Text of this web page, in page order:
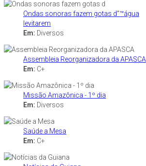
Ondas sonoras fazem gotas d"™água
levitarem
Em: Diversos
Assembleia Reorganizadora da APASCA
Em: C+
Missão Amazônica - 1º dia
Em: Diversos
Saúde a Mesa
Em: C+